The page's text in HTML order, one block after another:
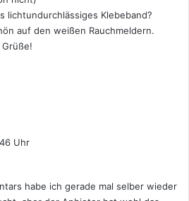
lichtundurchlässiges Klebeband?
auf den weißen Rauchmeldern.
Uhr
habe ich gerade mal selber wieder